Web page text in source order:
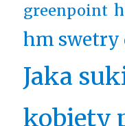
greenpoint
hm swetry
Jaka
kobiety